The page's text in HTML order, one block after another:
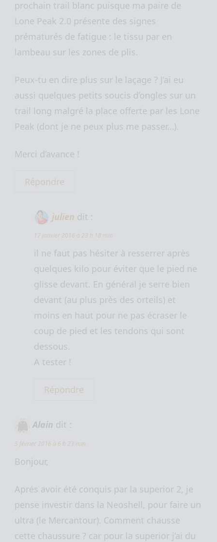
prochain trail blanc puisque ma paire de
Lone Peak 2.0 présente des signes
prématurés de fatigue : le tissu par en
lambeau sur les zones de plis.
Peux-tu en dire plus sur le laçage ? J’ai eu
aussi quelques petits soucis d’ongles sur un
trail long malgré la place offerte par les Lone
Peak (dont je ne peux plus me passer…).
Merci d’avance !
Répondre
julien dit :
17 janvier 2016 à 23 h 18 min
il ne faut pas hésiter à resserrer après
quelques kilo pour éviter que le pied ne
glisse devant. En général je serre bien
devant (au plus près des orteils) et
moins en haut pour ne pas écraser le
coup de pied et les tendons qui sont
dessous.
A tester !
Répondre
Alain dit :
5 février 2016 à 6 h 23 min
Bonjour,
Aprés avoir été conquis par la superior 2, je
pense investir dans la Neoshell, pour faire un
ultra (le Mercantour). Comment chausse
cette chaussure ? car pour la superior j’ai du